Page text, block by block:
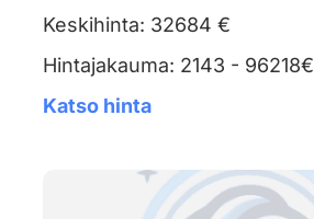
Keskihinta: 32684 €
Hintajakauma: 2143 - 96218€
Katso hinta